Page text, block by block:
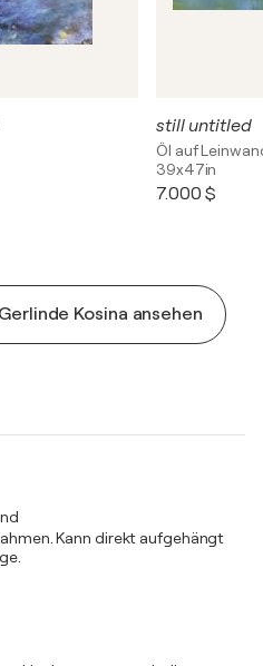
still untitled
Öl auf
39x47in
7.000 $
Kosina ansehen
Kann direkt aufgehängt